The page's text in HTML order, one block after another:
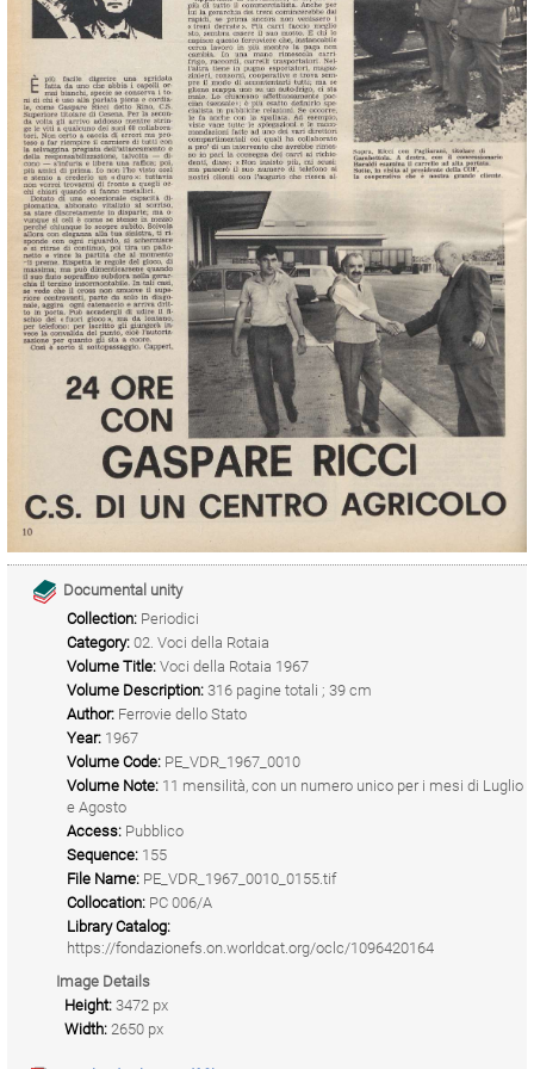
Documental unity
Collection: Periodici
Category: 02. Voci della Rotaia
Volume Title: Voci della Rotaia 1967
Volume Description: 316 pagine totali ; 39 cm
Author: Ferrovie dello Stato
Year: 1967
Volume Code: PE_VDR_1967_0010
Volume Note: 11 mensilità, con un numero unico per i mesi di Luglio
e Agosto
Access: Pubblico
Sequence: 155
File Name: PE_VDR_1967_0010_0155.tif
Collocation: PC 006/A
Library Catalog:
https://fondazionefs.on.worldcat.org/oclc/1096420164
Image Details
Height: 3472 px
Width: 2650 px